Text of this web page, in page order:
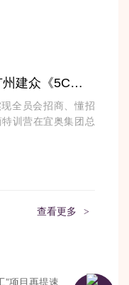
EON快讯|宜奥家居&amp;广州建众《5C招商秘籍》特训营
全员会招商、懂招
训营在宜奥集团总
查看更多 >